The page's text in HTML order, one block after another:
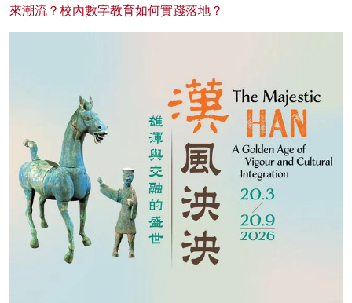
來潮流？校內數字教育如何實踐落地？